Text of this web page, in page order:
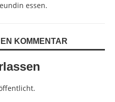
essen.
KOMMENTAR